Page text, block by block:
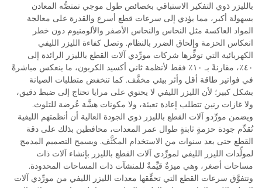
بالليزر ذوي التفكير الاستباقي بخصائص طول موجي تمتصُّه المعادن
بسهولة أكبر، مما يؤدي إلى سرعات قطع أسرع والقدرة على معالجة
المواد العاكسة مثل النحاس والنحاس الأصفر والألومنيوم دون خطر
انعكاس الحزمة وإلحاق الضرر بالنظام. وتصل كفاءة الليزر الليفي
الكهربائية التي توفِّرها شركات مورِّدي آلات القطع بالليزر الرائدة إلى
٤٠٪، مقارنةً بـ ١٠٪ فقط لأنظمة ثاني أكسيد الكربون، ما ينعكس مباشرةً
في فواتير طاقة أقل وأثر بيئي مخفَّف. كما تنخفض متطلبات الصيانة
بشكل كبير؛ لأن الليزر الليفي لا يحتوي على مرايا تحتاج إلى ضبط دقيق،
ولا غازات رنين تتطلب إعادة تعبئة، ولا مكونات هشَّة عُرضة للتلوث.
ويضمن مورِّدو آلات القطع بالليزر ذوي الجودة العالية أن أنظمتهم الليفية
تُقدِّم جودة حزمةٍ ثابتةٍ طوال عمر المعدات، محافظين بذلك على دقة
القطع حتى بعد سنوات من الاستخدام المكثَّف. ويسمح التصميم المدمج
لمولِّدات الليزر الليفي لمورِّدي آلات القطع بالليزر بإنشاء آلات ذات
مساحات أصغر، وهي ميزةٌ قيِّمةٌ للمنشآت ذات المساحات المحدودة.
وتتفوَّق سرعات القطع التي تحقِّقها معدات الليزر الليفي من مورِّدي آلات